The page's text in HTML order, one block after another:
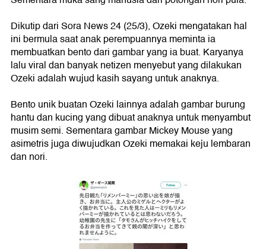
Dikutip dari Sora News 24 (25/3), Ozeki mengatakan hal
ini bermula saat anak perempuannya meminta ia
membuatkan bento dari gambar yang ia buat. Karyanya
lalu viral dan banyak netizen menyebut yang dilakukan
Ozeki adalah wujud kasih sayang untuk anaknya.
Bento unik buatan Ozeki lainnya adalah gambar burung
hantu dan kucing yang dibuat anaknya untuk menyambut
musim semi. Sementara gambar Mickey Mouse yang
asimetris juga diwujudkan Ozeki memakai keju lembaran
dan nori.